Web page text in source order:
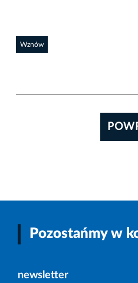
Wznów
Pozostańmy w
newsletter